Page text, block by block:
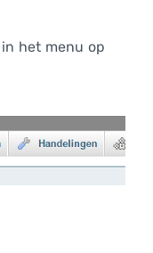
het menu op